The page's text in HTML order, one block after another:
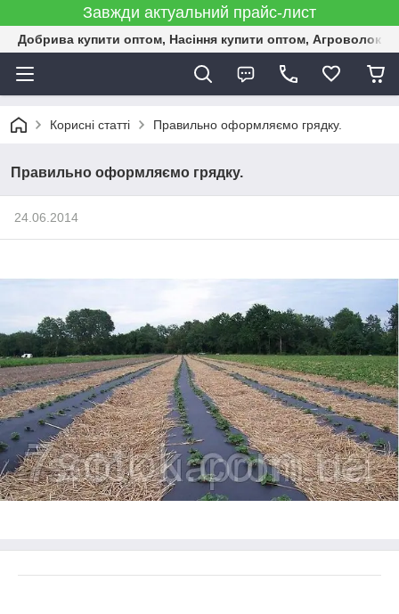
Завжди актуальний прайс-лист
Добрива купити оптом, Насіння купити оптом,
Корисні статті Правильно оформляємо грядку.
Правильно оформляємо грядку.
24.06.2014